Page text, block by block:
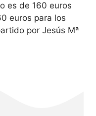
es de 160 euros
euros para los
por Jesús Mª